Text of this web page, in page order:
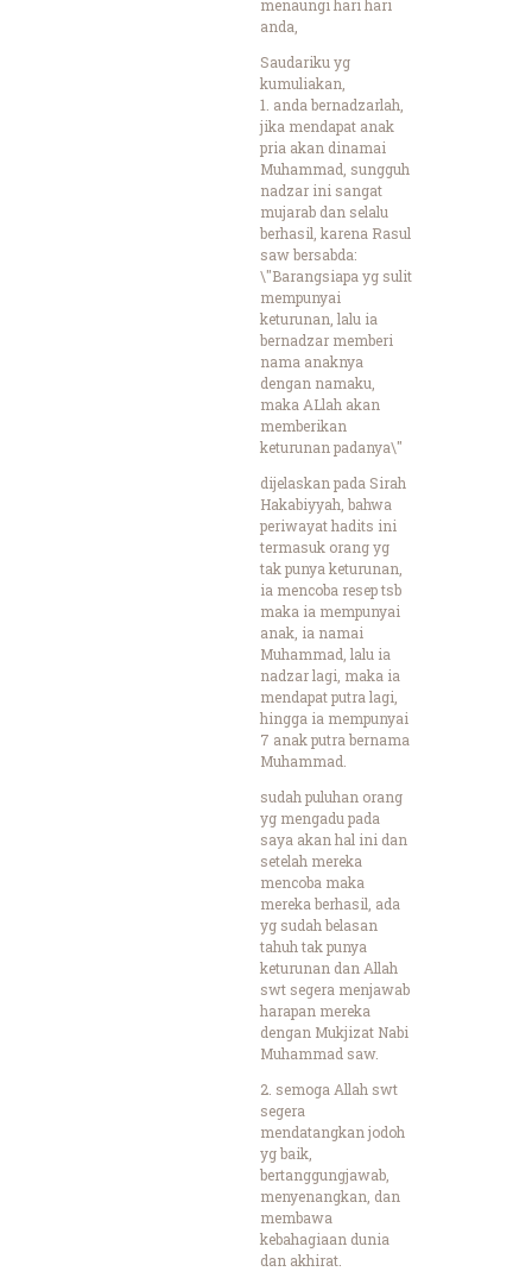
menaungi hari hari
anda,
Saudariku yg
kumuliakan,
1. anda bernadzarlah,
jika mendapat anak
pria akan dinamai
Muhammad, sungguh
nadzar ini sangat
mujarab dan selalu
berhasil, karena Rasul
saw bersabda:
\"Barangsiapa yg sulit
mempunyai
keturunan, lalu ia
bernadzar memberi
nama anaknya
dengan namaku,
maka ALlah akan
memberikan
keturunan padanya\"
dijelaskan pada Sirah
Hakabiyyah, bahwa
periwayat hadits ini
termasuk orang yg
tak punya keturunan,
ia mencoba resep tsb
maka ia mempunyai
anak, ia namai
Muhammad, lalu ia
nadzar lagi, maka ia
mendapat putra lagi,
hingga ia mempunyai
7 anak putra bernama
Muhammad.
sudah puluhan orang
yg mengadu pada
saya akan hal ini dan
setelah mereka
mencoba maka
mereka berhasil, ada
yg sudah belasan
tahuh tak punya
keturunan dan Allah
swt segera menjawab
harapan mereka
dengan Mukjizat Nabi
Muhammad saw.
2. semoga Allah swt
segera
mendatangkan jodoh
yg baik,
bertanggungjawab,
menyenangkan, dan
membawa
kebahagiaan dunia
dan akhirat.